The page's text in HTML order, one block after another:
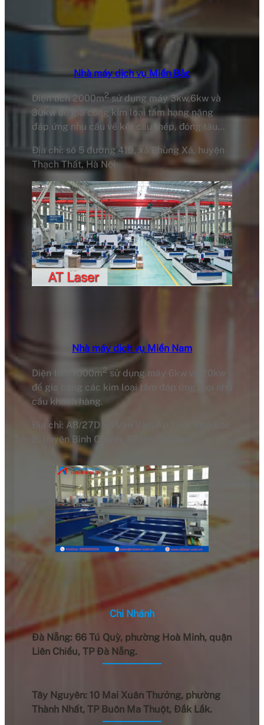
Nhà máy dịch vụ Miền Bắc
Diện tích 2000m2sử dụng máy 3kw,6kw và
30kw để gia công kim loại tấm hạng nặng
đáp ứng nhu cầu về kết cấu thép, đóng tàu…
Địa chỉ: số 5 đường 419, xã Phùng Xá, huyện
Thạch Thất, Hà Nội
Nhà máy dịch vụ Miền Nam
Diện tích 1000m2 sử dụng máy 6kw và 20kw
để gia công các kim loại tấm đáp ứng mọi nhu
cầu khách hàng.
Địa chỉ: A8/27D Võ Văn Vân, Ấp 1, xã Vĩnh Lộc
B, huyện Bình Chánh, TP Hồ Chí Minh.
Chi Nhánh
Đà Nẵng: 66 Tú Quỳ, phường Hoà Minh, quận
Liên Chiểu, TP Đà Nẵng.
Tây Nguyên: 10 Mai Xuân Thưởng, phường
Thành Nhất, TP Buôn Ma Thuột, Đắk Lắk.